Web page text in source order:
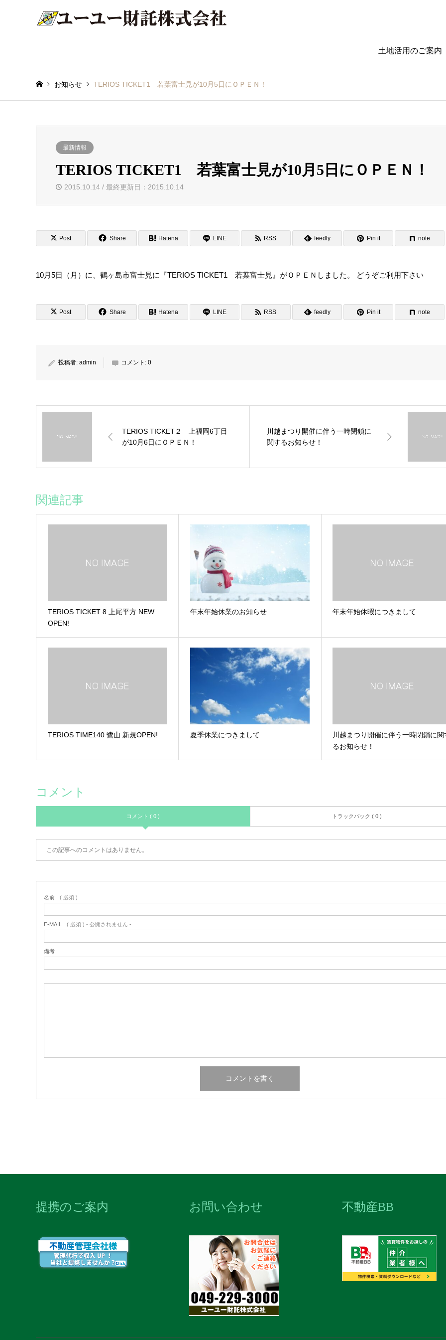
土地活用のご案内
お知らせ TERIOS TICKET1 若葉富士見が10月5日にＯＰＥＮ！
最新情報
TERIOS TICKET1 若葉富士見が10月5日にＯＰＥＮ！
2015.10.14 / 最終更新日：2015.10.14
Post Share Hatena LINE RSS feedly Pin it note
10月5日（月）に、鶴ヶ島市富士見に『TERIOS TICKET1 若葉富士見』がＯＰＥＮしました。 どうぞご利用下さい
Post Share Hatena LINE RSS feedly Pin it note
投稿者: admin コメント: 0
TERIOS TICKET２ 上福岡6丁目
が10月6日にＯＰＥＮ！
川越まつり開催に伴う一時閉鎖に
関するお知らせ！
関連記事
TERIOS TICKET 8 上尾平方 NEW
OPEN!
年末年始休業のお知らせ 年末年始休暇につきまして
TERIOS TIME140 鷺山 新規OPEN! 夏季休業につきまして
川越まつり開催に伴う一時閉鎖に関
るお知らせ！
コメント
コメント ( 0 ) トラックバック ( 0 )
この記事へのコメントはありません。
名前 ( 必須 )
E-MAIL ( 必須 ) - 公開されません -
備考
提携のご案内 お問い合わせ 不動産BB